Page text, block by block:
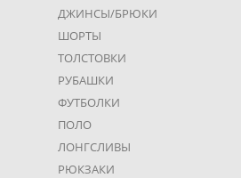
ДЖИНСЫ/БРЮКИ
ШОРТЫ
ТОЛСТОВКИ
РУБАШКИ
ФУТБОЛКИ
ПОЛО
ЛОНГСЛИВЫ
РЮКЗАКИ